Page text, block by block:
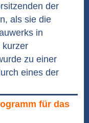
der
als sie die
in
kurzer
zu einer
eines der
für das